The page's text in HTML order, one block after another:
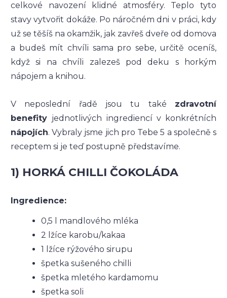
celkové navození klidné atmosféry. Teplo tyto
stavy vytvořit dokáže. Po náročném dni v práci, kdy
už se těšíš na okamžik, jak zavřeš dveře od domova
a budeš mít chvíli sama pro sebe, určitě oceníš,
když si na chvíli zalezeš pod deku s horkým
nápojem a knihou.
V neposlední řadě jsou tu také zdravotní
benefity jednotlivých ingrediencí v konkrétních
nápojích. Vybraly jsme jich pro Tebe 5 a společně s
receptem si je teď postupně představíme.
1) HORKÁ CHILLI ČOKOLÁDA
Ingredience:
0,5 l mandlového mléka
2 lžíce karobu/kakaa
1 lžíce rýžového sirupu
špetka sušeného chilli
špetka mletého kardamomu
špetka soli